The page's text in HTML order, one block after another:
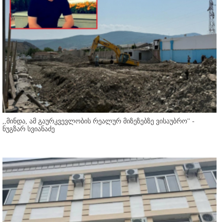
,,მინდა, ამ გაურკვევლობის რეალურ მიზეზებზე ვისაუბრო'' -
ნუგზარ სვიანაძე